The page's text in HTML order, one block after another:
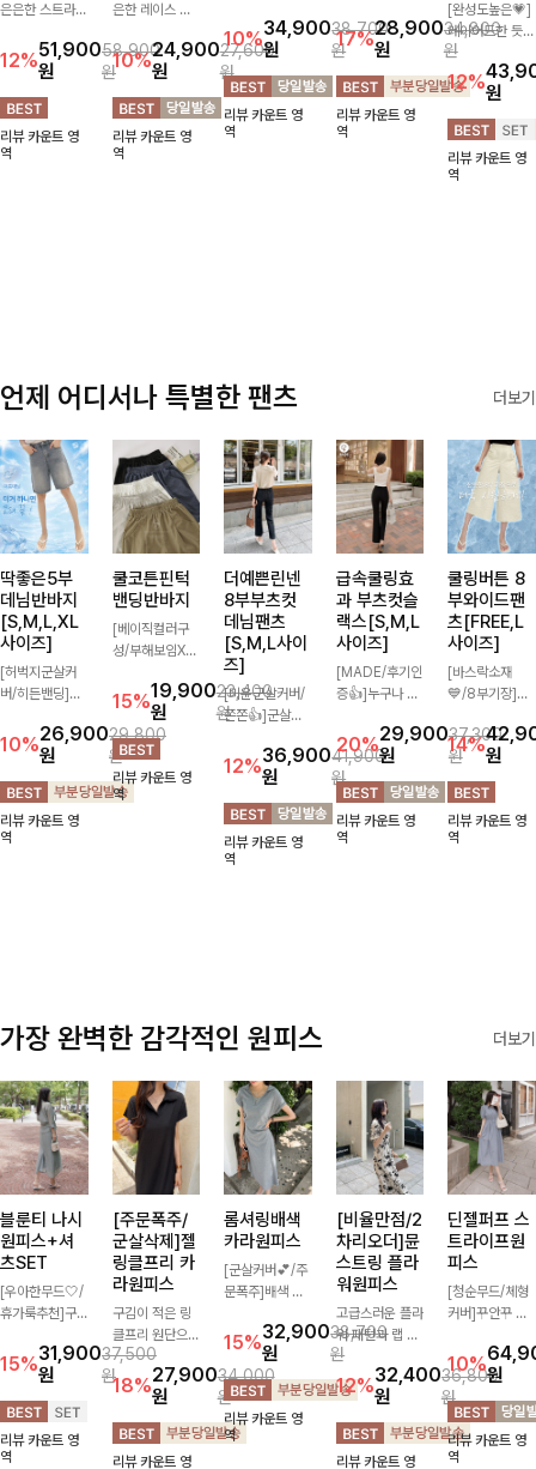
은은한 스트라이
져 심플한 코디
에도 세련된 포
인트를 더해드리
며 깔끔한 스트
라이프 디테일로
유행 없이 오래
12%51,900
원
58,900
원
리뷰 카운트 영
역
은한 레이스 자
으로 사랑스러운
감성 가득 담았
으며 나시 세트
구성으로 이너
걱정없이 손쉽게
코디 가능한 블
10%24,900
원
27,600
원
리뷰 카운트 영
역
있게 입어지는
블라우스🖤 브
이넥 카라 디자
인에 여유로운
소매핏 더해져
여리하면서도 시
10%34,900
원
38,700
원
리뷰 카운트 영
역
엠보 텍스처가
돋보이는 블라우
스- 여유로운 실
루엣과 물결 짜
임 소매 디테일
이 더해져 편안
17%28,900
원
34,800
원
리뷰 카운트 영
역
[완성도높은💗]
레이어드한 듯
자연스러운 나시
와 버튼 원피스
가 함께 구성된
세트 아이템입니
다. 코디 고민 없
이 한 벌만으로
도 내추럴하면서
12%원
리뷰 카운트 영
역
언제 어디서나 특별한 팬츠 더보기
딱좋은5부
데님반바지
[S,M,L,XL
사이즈]
[허벅지군살커
버/히든밴딩]여
와이드핏과 부담
없는 5부 기장
으로 편안하게
즐기기 좋은 데
님 팬츠 ✨ 빈티
지한 워싱감이
10%26,900
원
29,800
원
리뷰 카운트 영
역
쿨코튼핀턱
밴딩반바지
[베이직컬러구
성/부해보임X]
지는 핏으로 편
안하면서도 멋스
럽게 입어지는
밴딩 반바지🤎
넉넉한 포켓 디
테일 더해져 데
15%19,900
원
23,400
원
리뷰 카운트 영
역
더예쁜린넨
8부부츠컷
데님팬츠
[S,M,L사이
즈]
[미운군살커버/
쫀쫀👍]군살을
부츠컷 핏에 발
목이 드러나는
8부 기장으로
다리를 슬림하고
길어보이게 만들
어주며 생지 소
12%36,900
원
41,900
원
리뷰 카운트 영
역
급속쿨링효
과 부츠컷슬
랙스[S,M,L
사이즈]
[MADE/후기인
증👍]누구나 갖
스:)베이직하지
만 부츠컷으로
이쁜 핏 연출은
물론,쫀쫀한 스
판끼로 하루종일
편안하게!
20%29,900
원
37,300
원
리뷰 카운트 영
역
쿨링버튼 8
부와이드팬
츠[FREE,L
사이즈]
[바스락소재
💙/8부기장]사
일이 은은한 포
인트가 되어주는
와이드 팬츠입니
다. 여유롭게 떨
어지는 실루엣과
가볍게 바스락거
14%원
리뷰 카운트 영
역
가장 완벽한 감각적인 원피스 더보기
블룬티 나시
원피스+셔
츠SET
[우아한무드🤍/
휴가룩추천]구
소재의 나시원피
스+셔츠 조합으
로 코디 걱정없
이 여성스럽고
편안하게 즐길
수 있는 아이템
15%31,900
원
37,500
원
리뷰 카운트 영
역
[주문폭주/
군살삭제]젤
링클프리 카
라원피스
구김이 적은 링
클프리 원단으로
항상 깔끔하게
착용 가능하며
일자로 떨어지는
넉넉한 핏으로
군살을 완벽히
커버해주는 원피
18%27,900
원
34,000
원
리뷰 카운트 영
롬셔링배색
카라원피스
[군살커버💕/주
문폭주]배색 카
패턴으로 캐주얼
한 무드를 더한
롱 원피스 🖤 셔
링 디테일과 쫀
쫀한 스판 소재
로 편안하면서도
15%32,900
원
38,700
원
리뷰 카운트 영
역
[비율만점/2
차리오더]뮨
스트링 플라
워원피스
고급스러운 플라
워 패턴과 랩 디
자인으로 여성스
러우면서 세련된
분위기를 더해주
며 스트링이 내
장되어있어 슬림
하게 핏을 조절
12%32,400
원
36,800
원
리뷰 카운트 영
딘젤퍼프 스
트라이프원
피스
[청순무드/체형
커버]꾸안꾸 무
볍고 산뜻한 착
용감으로 여름
내내 손이 자주
가는 원피스예
요- 은은한 스트
라이프 패턴과
10%원
리뷰 카운트 영
역